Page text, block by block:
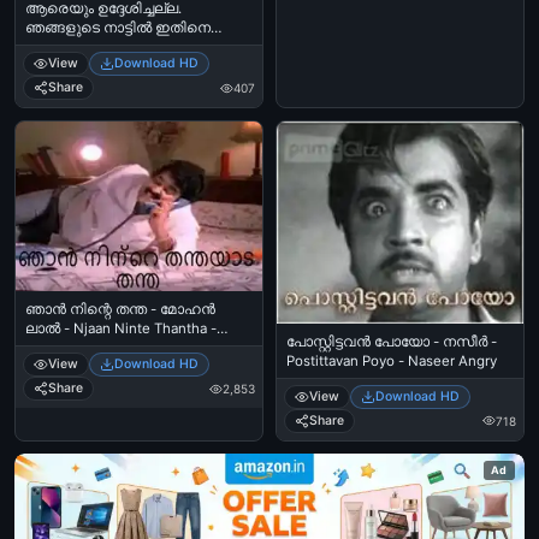
ആരെയും ഉദ്ദേശിച്ചല്ല.
ഞങ്ങളുടെ നാട്ടില്‍ ഇതിനെ
വെടിക്കുറ്റി എന്നാണ് വിളിക്കുന്നെ
- Aareyyum Udheshichalla.
Njangalude Naattil Ithine
Vedikkutti Ennaanu Vilikkunne
View
Download HD
Share
407
ഞാന്‍ നിന്റെ തന്ത - മോഹന്‍
ലാല്‍ - Njaan Ninte Thantha -
MohanLal
View
Download HD
Share
2,853
പോസ്റ്റിട്ടവന്‍ പോയോ - നസീര്‍ -
Postittavan Poyo - Naseer Angry
View
Download HD
Share
718
Ad